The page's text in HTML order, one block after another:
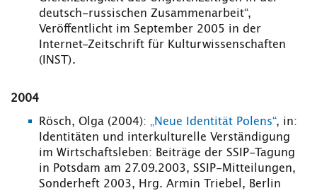
deutsch-russischen Zusammenarbeit“,
Veröffentlicht im September 2005 in der
Internet-Zeitschrift für Kulturwissenschaften
(INST).
2004
Rösch, Olga (2004): „Neue Identität Polens“, in:
Identitäten und interkulturelle Verständigung
im Wirtschaftsleben: Beiträge der SSIP-Tagung
in Potsdam am 27.09.2003, SSIP-Mitteilungen,
Sonderheft 2003, Hrg. Armin Triebel, Berlin